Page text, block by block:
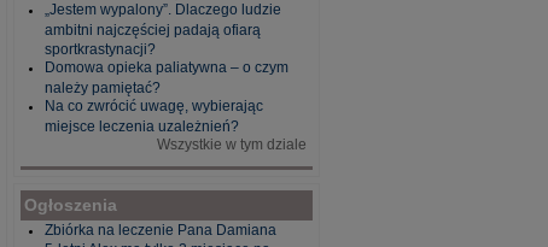
„Jestem wypalony”. Dlaczego ludzie
ambitni najczęściej padają ofiarą
sportkrastynacji?
Domowa opieka paliatywna – o czym
należy pamiętać?
Na co zwrócić uwagę, wybierając
miejsce leczenia uzależnień?
Wszystkie w tym dziale
Ogłoszenia
Zbiórka na leczenie Pana Damiana